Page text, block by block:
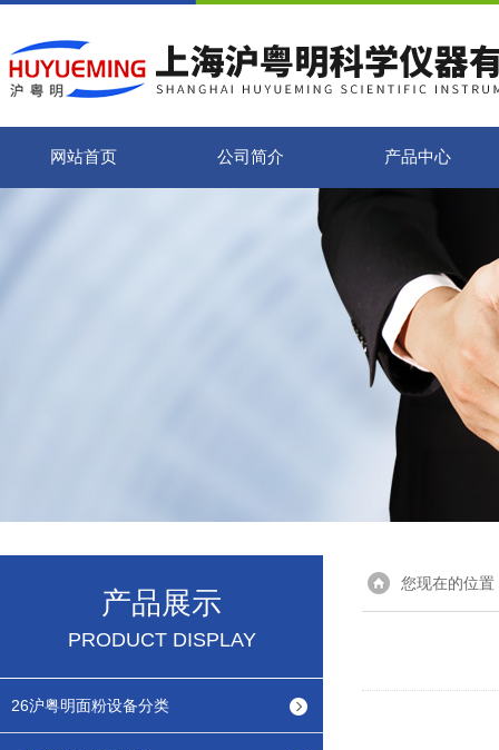
网站首页 公司简介 产品中心
产品展示
PRODUCT DISPLAY
26沪粤明面粉设备分类
您现在的位置